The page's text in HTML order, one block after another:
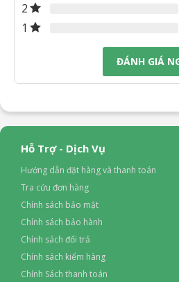
Phím điều khiển
Cảm ứng
Nắp gài
Phụ kiện
– Muỗng xới cơm
– Muỗng canh
– Cốc đong
Tính năng khác
– Kiểm soát nhiệt độ chính xác cho
– Làm sạch dễ dàng với ruột nồi
tháo rời
Nắp nồi con tháo rời được
2
1
ĐÁNH GIÁ
Hỗ Trợ - Dịch Vụ
Hướng dẫn đặt hàng và thanh toán
Tra cứu đơn hàng
Chính sách bảo mật
Chính sách bảo hành
Chính sách đổi trả
Chính sách kiểm hàng
Chính Sách thanh toán